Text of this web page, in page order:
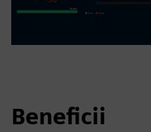
Beneficii